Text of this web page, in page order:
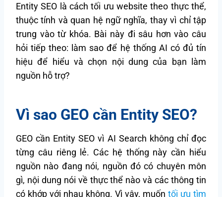
Entity SEO là cách tối ưu website theo thực thể,
thuộc tính và quan hệ ngữ nghĩa, thay vì chỉ tập
trung vào từ khóa. Bài này đi sâu hơn vào câu
hỏi tiếp theo: làm sao để hệ thống AI có đủ tín
hiệu để hiểu và chọn nội dung của bạn làm
nguồn hỗ trợ?
Vì sao GEO cần Entity SEO?
GEO cần Entity SEO vì AI Search không chỉ đọc
từng câu riêng lẻ. Các hệ thống này cần hiểu
nguồn nào đang nói, nguồn đó có chuyên môn
gì, nội dung nói về thực thể nào và các thông tin
có khớp với nhau không. Vì vậy, muốn tối ưu tìm